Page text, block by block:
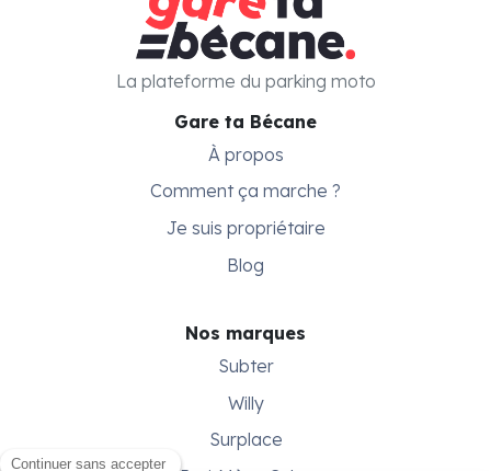
Gare ta Bécane
À propos
Comment ça marche ?
Je suis propriétaire
Blog
Nos marques
Subter
Willy
Surplace
La plateforme du parking moto